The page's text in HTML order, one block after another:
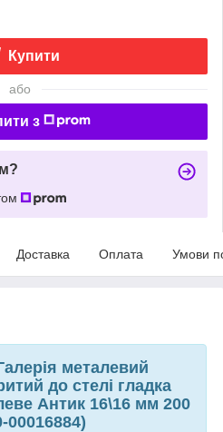
Купити
або
з
Доставка Оплата Умови
металевий
до стелі гладка
Антик 16\16 мм 200
00016884)